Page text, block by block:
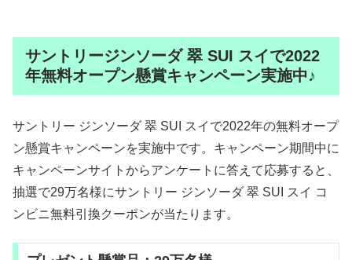
サントリージンソーダ 翠 SUI スイで2022
年無料オープン懸賞キャンペーン実施中♪
サントリー ジンソーダ 翠 SUI スイで2022年の無料オープ
ン懸賞キャンペーンを実施中です。キャンペーン期間中に
キャンペーンサイトからアンケートに答えて応募すると、
抽選で29万名様にサントリー ジンソーダ 翠 SUI スイ コ
ンビニ無料引換クーポンが当たります。